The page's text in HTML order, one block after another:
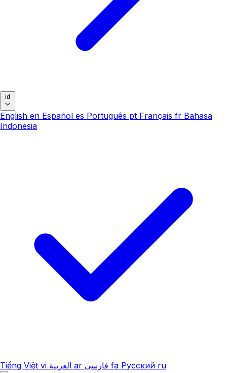
id
English en Español es Português pt Français fr Bahasa
Indonesia
Tiếng Việt vi العربية ar فارسی fa Русский ru